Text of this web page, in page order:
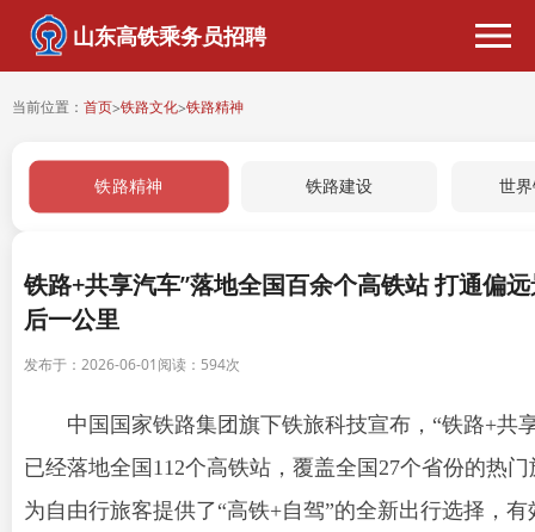
山东高铁乘务员招聘
当前位置： 首页>铁路文化>铁路精神
铁路精神 铁路建设 世
铁路+共享汽车”落地全国百余个高铁站 打通偏
后一公里
发布于：2026-06-01 阅读： 594次
中国国家铁路集团旗下铁旅科技宣布，“铁路+共
已经落地全国112个高铁站，覆盖全国27个省份的热
为自由行旅客提供了“高铁+自驾”的全新出行选择，